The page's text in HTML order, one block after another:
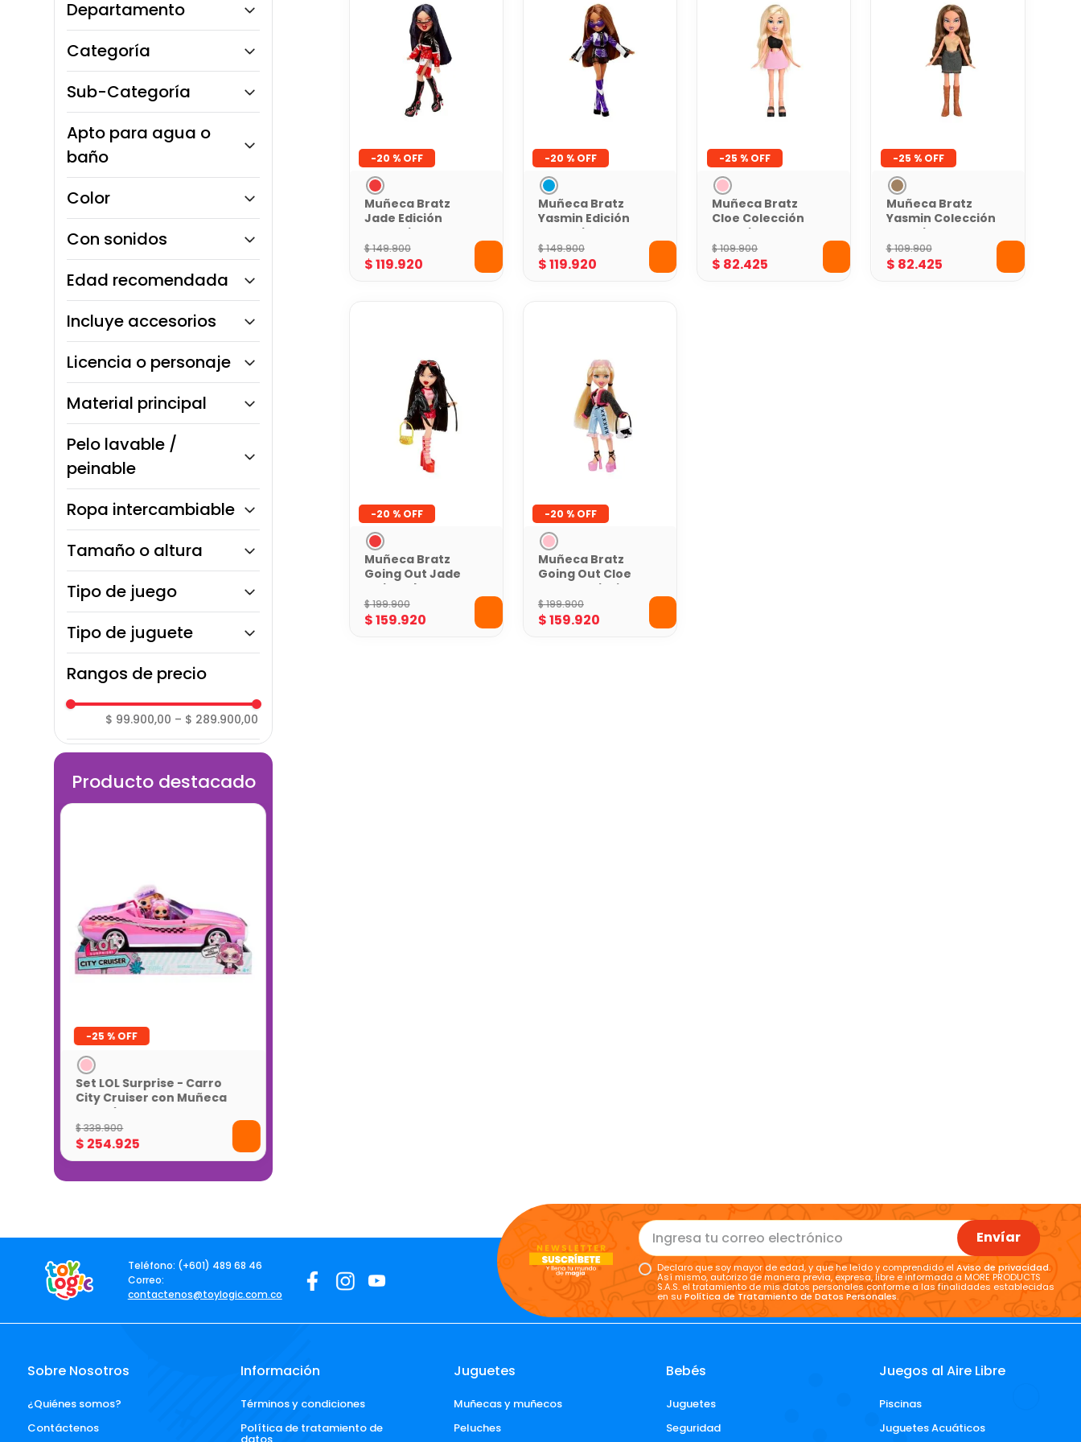
Departamento
Monkey Market
Toy Logic
Categoría
Sub-Categoría
Muñecas y Muñecos
Apto para agua o
baño
No
Color
Con sonidos
Edad recomendada
6 a 8 años
Incluye accesorios
Sí
No
Licencia o personaje
Cloe
Yasmin
Lina
Material principal
Pelo lavable /
peinable
Ropa intercambiable
Tamaño o altura
25 cm
29 cm
23 cm
27 cm
30 cm
Tipo de juego
Juego creativo
Juego de fantasía
Juego coleccionable
Tipo de juguete
Muñeca coleccionable
Rangos de precio
$ 99.900,00 – $ 289.900,00
Producto destacado
-25 %
Set LOL Surprise - Carro
City Cruiser con Muñeca
Exclusiva
$339.900
$254.925
-20 %
Muñeca Bratz
Jade Edición
Scorchin
Coleccionable
$149.900
$119.920
-20 %
Muñeca Bratz
Yasmin Edición
Scorchin
Coleccionable
$149.900
$119.920
-25 %
Muñeca Bratz
Cloe Colección
Especial
Articulada
$109.900
$ 82.425
-25 %
Muñeca Bratz
Yasmin Colección
Especial
Articulada
$109.900
$ 82.425
-20 %
Muñeca Bratz
Going Out Jade
Estilo Urbano con
Accesorios
$199.900
$159.920
-20 %
Muñeca Bratz
Going Out Cloe
con Maquillaje
Brillante y
Cabello Fácil de
$199.900
$159.920
Teléfono: (+601) 489 68 46
Correo:
contactenos@toylogic.com.co
Envíar
Declaro que soy mayor de edad, y que he leído y comprendido elAviso de privacidad.
Así mismo, autorizo de manera previa, expresa, libre e informada a MORE PRODUCTS
S.A.S. el tratamiento de mis datos personales conforme a las finalidades establecidas
en suPolítica de Tratamiento de Datos Personales.
Sobre Nosotros
¿Quiénes somos?
Contáctenos
Información
Términos y condiciones
Política de tratamiento de
Juguetes
Muñecas y muñecos
Peluches
Bebés
Juguetes
Seguridad
Juegos al Aire Libre
Piscinas
Juguetes Acuáticos
10 . bloques